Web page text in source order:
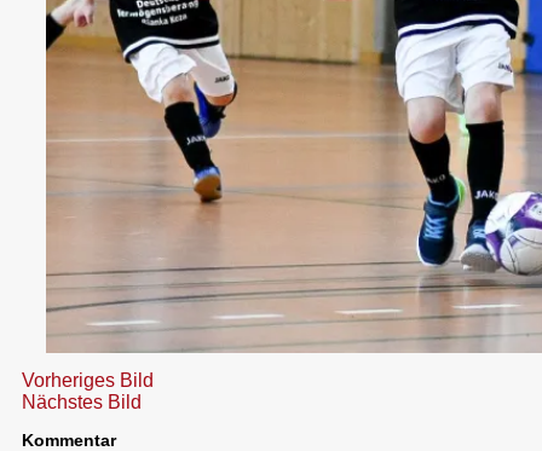
Vorheriges Bild
Nächstes Bild
Kommentar